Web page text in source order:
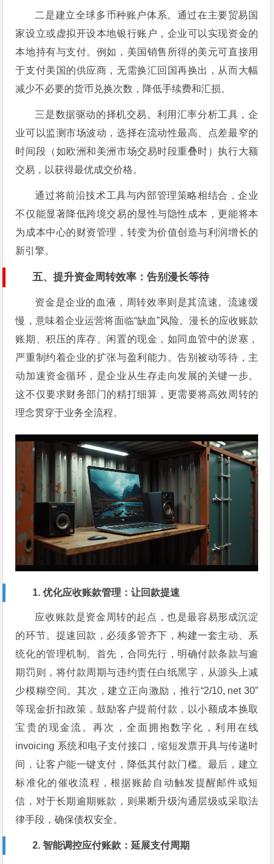
二是建立全球多币种账户体系。通过在主要贸易国
家设立或虚拟开设本地银行账户，企业可以实现资金的
本地持有与支付。例如，美国销售所得的美元可直接用
于支付美国的供应商，无需换汇回国再换出，从而大幅
减少不必要的货币兑换次数，降低手续费和汇损。
三是数据驱动的择机交易。利用汇率分析工具，企
业可以监测市场波动，选择在流动性最高、点差最窄的
时间段（如欧洲和美洲市场交易时段重叠时）执行大额
交易，以获得最优成交价格。
通过将前沿技术工具与内部管理策略相结合，企业
不仅能显著降低跨境交易的显性与隐性成本，更能将本
为成本中心的财资管理，转变为价值创造与利润增长的
新引擎。
五、提升资金周转效率：告别漫长等待
资金是企业的血液，周转效率则是其流速。流速缓
慢，意味着企业运营将面临“缺血”风险。漫长的应收账款
账期、积压的库存、闲置的现金，如同血管中的淤塞，
严重制约着企业的扩张与盈利能力。告别被动等待，主
动加速资金循环，是企业从生存走向发展的关键一步。
这不仅要求财务部门的精打细算，更需要将高效周转的
理念贯穿于业务全流程。
1. 优化应收账款管理：让回款提速
应收账款是资金周转的起点，也是最容易形成沉淀
的环节。提速回款，必须多管齐下，构建一套主动、系
统化的管理机制。首先，合同先行，明确付款条款与逾
期罚则，将付款周期与违约责任白纸黑字，从源头上减
少模糊空间。其次，建立正向激励，推行“2/10, net 30”
等现金折扣政策，鼓励客户提前付款，以小额成本换取
宝贵的现金流。再次，全面拥抱数字化，利用在线
invoicing 系统和电子支付接口，缩短发票开具与传递时
间，让客户能一键支付，降低其付款门槛。最后，建立
标准化的催收流程，根据账龄自动触发提醒邮件或短
信，对于长期逾期账款，则果断升级沟通层级或采取法
律手段，确保债权安全。
2. 智能调控应付账款：延展支付周期